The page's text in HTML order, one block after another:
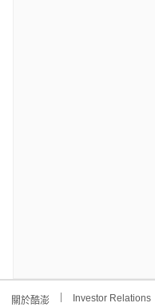
關於酷澎 Investor Relations